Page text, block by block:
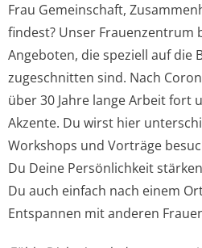
Frau Gemeinschaft,
findest? Unser Frauenzentrum
Angeboten, die speziell auf die
zugeschnitten sind. Nach
über 30 Jahre lange Arbeit fort
Akzente. Du wirst hier
Workshops und Vorträge
Du Deine Persönlichkeit
Du auch einfach nach einem
Entspannen mit anderen